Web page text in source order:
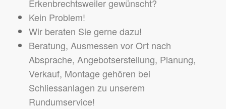
Erkenbrechtsweiler gewünscht?
Kein Problem!
Wir beraten Sie gerne dazu!
Beratung, Ausmessen vor Ort nach
Absprache, Angebotserstellung, Planung,
Verkauf, Montage gehören bei
Schliessanlagen zu unserem
Rundumservice!